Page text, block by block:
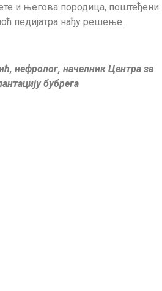
и његова породица, поштеђени
педијатра нађу решење.
нефролог, начелник Центра за
бубрега